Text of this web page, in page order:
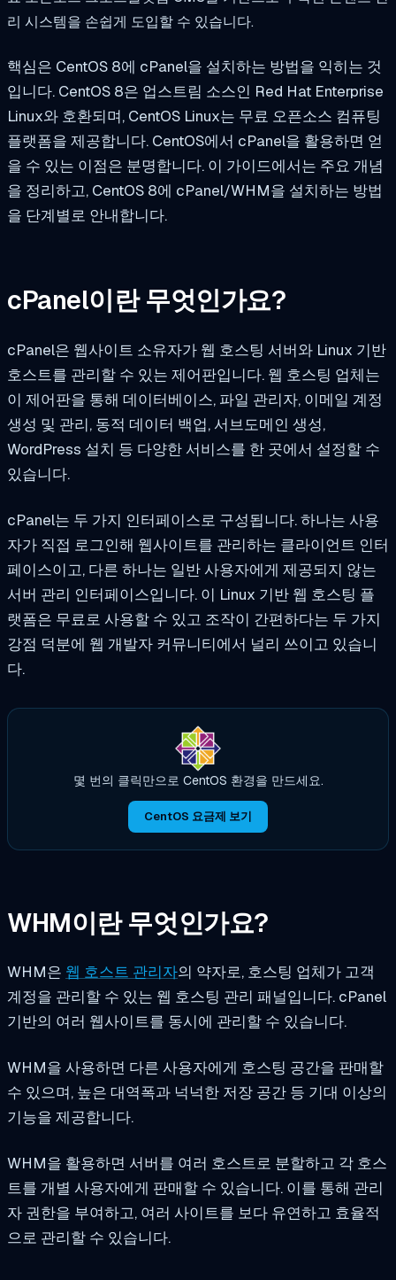
리 시스템을 손쉽게 도입할 수 있습니다.
핵심은 CentOS 8에 cPanel을 설치하는 방법을 익히는 것
입니다. CentOS 8은 업스트림 소스인 Red Hat Enterprise
Linux와 호환되며, CentOS Linux는 무료 오픈소스 컴퓨팅
플랫폼을 제공합니다. CentOS에서 cPanel을 활용하면 얻
을 수 있는 이점은 분명합니다. 이 가이드에서는 주요 개념
을 정리하고, CentOS 8에 cPanel/WHM을 설치하는 방법
을 단계별로 안내합니다.
cPanel이란 무엇인가요?
cPanel은 웹사이트 소유자가 웹 호스팅 서버와 Linux 기반
호스트를 관리할 수 있는 제어판입니다. 웹 호스팅 업체는
이 제어판을 통해 데이터베이스, 파일 관리자, 이메일 계정
생성 및 관리, 동적 데이터 백업, 서브도메인 생성,
WordPress 설치 등 다양한 서비스를 한 곳에서 설정할 수
있습니다.
cPanel는 두 가지 인터페이스로 구성됩니다. 하나는 사용
자가 직접 로그인해 웹사이트를 관리하는 클라이언트 인터
페이스이고, 다른 하나는 일반 사용자에게 제공되지 않는
서버 관리 인터페이스입니다. 이 Linux 기반 웹 호스팅 플
랫폼은 무료로 사용할 수 있고 조작이 간편하다는 두 가지
강점 덕분에 웹 개발자 커뮤니티에서 널리 쓰이고 있습니
다.
몇 번의 클릭만으로 CentOS 환경을 만드세요.
CentOS 요금제 보기
WHM이란 무엇인가요?
WHM은 웹 호스트 관리자의 약자로, 호스팅 업체가 고객
계정을 관리할 수 있는 웹 호스팅 관리 패널입니다. cPanel
기반의 여러 웹사이트를 동시에 관리할 수 있습니다.
WHM을 사용하면 다른 사용자에게 호스팅 공간을 판매할
수 있으며, 높은 대역폭과 넉넉한 저장 공간 등 기대 이상의
기능을 제공합니다.
WHM을 활용하면 서버를 여러 호스트로 분할하고 각 호스
트를 개별 사용자에게 판매할 수 있습니다. 이를 통해 관리
자 권한을 부여하고, 여러 사이트를 보다 유연하고 효율적
으로 관리할 수 있습니다.